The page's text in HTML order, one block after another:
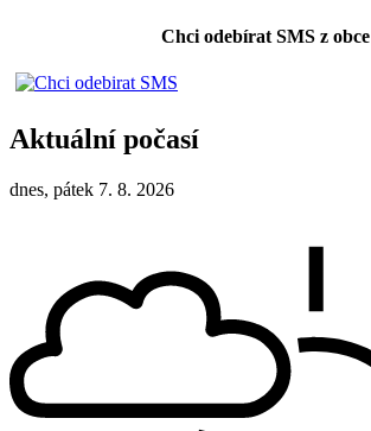
Chci odebírat SMS z obce
Aktuální počasí
dnes, pátek 7. 8. 2026